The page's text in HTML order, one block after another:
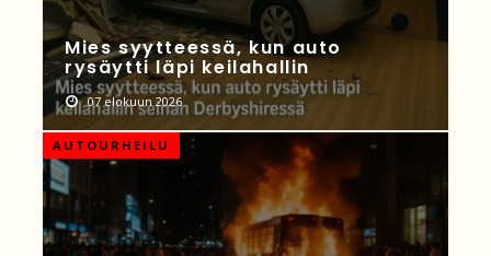
Mies syytteessä, kun auto
rysäytti läpi keilahallin
07 elokuun 2026
AUTOURHEILU